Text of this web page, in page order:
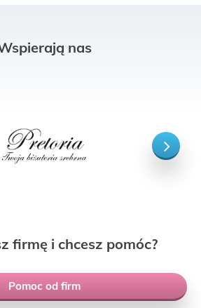
nas
firmę i chcesz pomóc?
Pomoc od firm